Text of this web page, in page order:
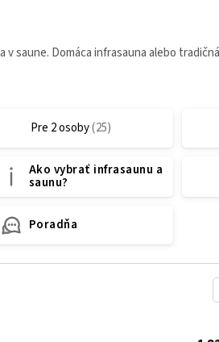
saune. Domáca infrasauna alebo
Pre 2 osoby
Ako vybrať infrasaunu a
saunu?
Poradňa